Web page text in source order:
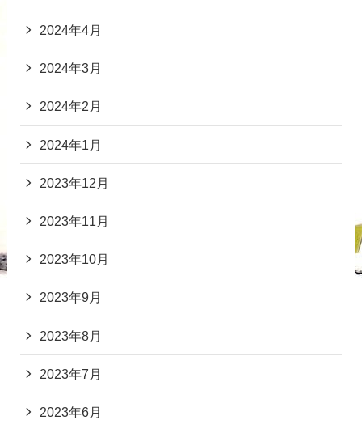
2024年4月
2024年3月
2024年2月
2024年1月
2023年12月
2023年11月
2023年10月
2023年9月
2023年8月
2023年7月
2023年6月